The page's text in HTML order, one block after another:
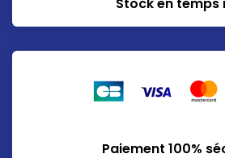
Paiement 100%